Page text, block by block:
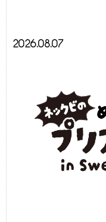
2026.08.07